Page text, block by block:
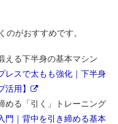
のがおすすめです。
える下半身の基本マシン
レスで太もも強化｜下半身
用】
める「引く」トレーニング
門｜背中を引き締める基本